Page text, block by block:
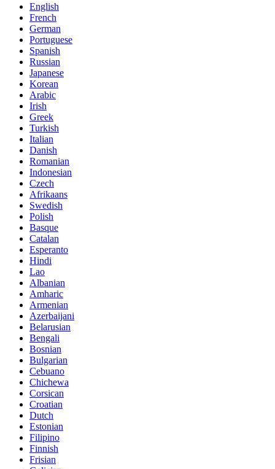
English
French
German
Portuguese
Spanish
Russian
Japanese
Korean
Arabic
Irish
Greek
Turkish
Italian
Danish
Romanian
Indonesian
Czech
Afrikaans
Swedish
Polish
Basque
Catalan
Esperanto
Hindi
Lao
Albanian
Amharic
Armenian
Azerbaijani
Belarusian
Bengali
Bosnian
Bulgarian
Cebuano
Chichewa
Corsican
Croatian
Dutch
Estonian
Filipino
Finnish
Frisian